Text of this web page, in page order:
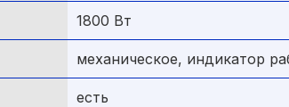
1800 Вт
механическое, индикатор
есть